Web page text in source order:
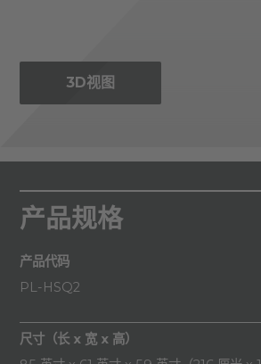
3D视图
产品规格
产品代码
PL-HSQ2
尺寸（长 x 宽 x 高）